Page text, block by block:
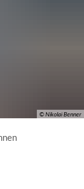
© Nikolai Benner